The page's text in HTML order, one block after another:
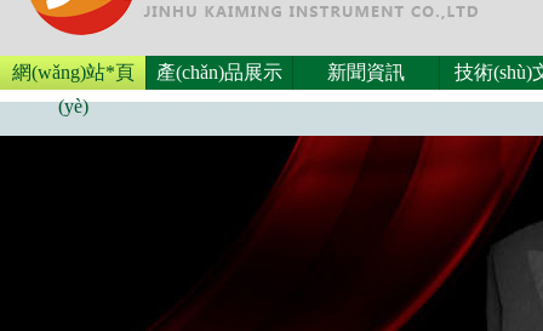
網(wǎng)站*頁
(yè)
產(chǎn)品展示 新聞資訊 技術(shù)